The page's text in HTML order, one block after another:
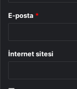
E-posta *
İnternet sitesi